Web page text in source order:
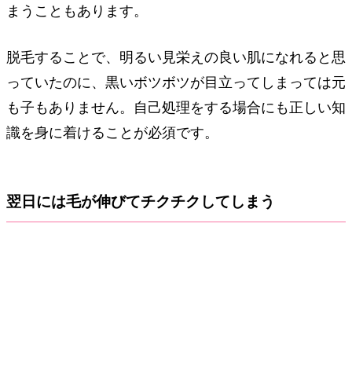
まうこともあります。
脱毛することで、明るい見栄えの良い肌になれると思
っていたのに、黒いボツボツが目立ってしまっては元
も子もありません。自己処理をする場合にも正しい知
識を身に着けることが必須です。
翌日には毛が伸びてチクチクしてしまう